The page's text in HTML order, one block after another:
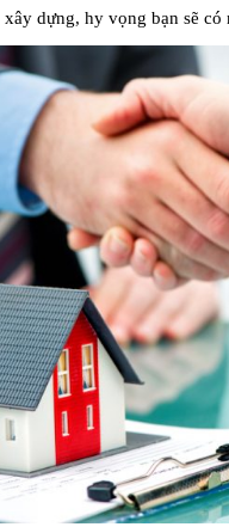
dựng, hy vọng bạn sẽ có